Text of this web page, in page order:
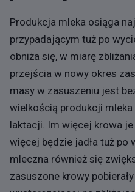
Produkcja mleka osiąga
przypadającym tuż po
obniża się, w miarę
przejścia w nowy okres
masy w zasuszeniu jest
wielkością produkcji
laktacji. Im więcej krowa
więcej będzie jadła tuż po
mleczna również się
zasuszone krowy